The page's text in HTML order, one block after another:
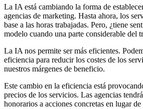
La IA está cambiando la forma de
agencias de marketing. Hasta ahora, los
base a las horas trabajadas. Pero, ¿tiene
modelo cuando una parte considerable del
La IA nos permite ser más eficientes.
eficiencia para reducir los costes de los
nuestros márgenes de beneficio.
Este cambio en la eficiencia está
precios de los servicios. Las agencias
honorarios a acciones concretas en lugar